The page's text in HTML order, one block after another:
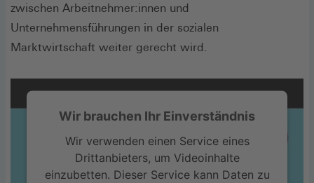
zwischen Arbeitnehmer:innen und
Unternehmensführungen in der sozialen
Marktwirtschaft weiter gerecht wird.
Wir brauchen Ihr Einverständnis
Wir verwenden einen Service eines
Drittanbieters, um Videoinhalte
einzubetten. Dieser Service kann Daten zu